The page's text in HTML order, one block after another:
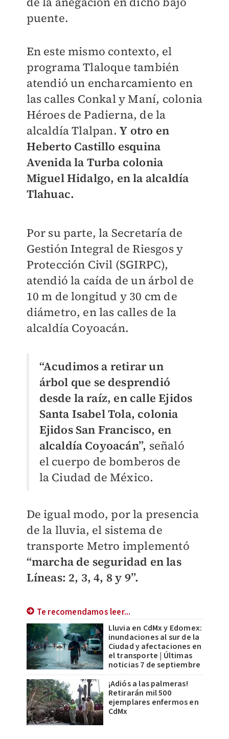
puente.
En este mismo contexto, el
programa Tlaloque también
atendió un encharcamiento en
las calles Conkal y Maní, colonia
Héroes de Padierna, de la
alcaldía Tlalpan.Y otro en
Heberto Castillo esquina
Avenida la Turba colonia
Miguel Hidalgo, en la alcaldía
Tlahuac.
Por su parte, la Secretaría de
Gestión Integral de Riesgos y
Protección Civil (SGIRPC),
atendió la caída de un árbol de
10 m de longitud y 30 cm de
diámetro, en las calles de la
alcaldía Coyoacán.
“Acudimos a retirar un
árbol que se desprendió
desde la raíz, en calle Ejidos
Santa Isabel Tola, colonia
Ejidos San Francisco, en
alcaldía Coyoacán”, señaló
el cuerpo de bomberos de
la Ciudad de México.
De igual modo, por la presencia
de la lluvia, el sistema de
transporte Metro implementó
“marcha de seguridad en las
Líneas: 2, 3, 4, 8 y 9”.
Te recomendamos leer...
Lluvia en CdMx y Edomex:
inundaciones al sur de la
Ciudad y afectaciones en
el transporte | Últimas
noticias 7 de septiembre
¡Adiós a las palmeras!
Retirarán mil 500
ejemplares enfermos en
CdMx